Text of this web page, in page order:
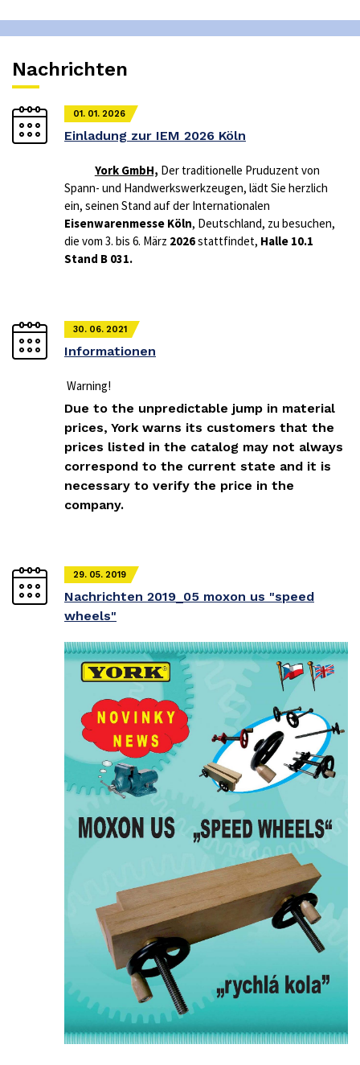
Nachrichten
01. 01. 2026
Einladung zur IEM 2026 Köln
York GmbH, Der traditionelle Pruduzent von
Spann- und Handwerkswerkzeugen, lädt Sie herzlich
ein, seinen Stand auf der Internationalen
Eisenwarenmesse Köln, Deutschland, zu besuchen,
die vom 3. bis 6. März 2026stattfindet, Halle 10.1
Stand B 031.
30. 06. 2021
Informationen
Warning!
Due to the unpredictable jump in material
prices, York warns its customers that the
prices listed in the catalog may not always
correspond to the current state and it is
necessary to verify the price in the
company.
29. 05. 2019
Nachrichten 2019_05 moxon us "speed
wheels"